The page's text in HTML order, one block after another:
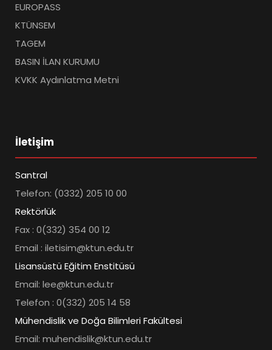
EUROPASS
KTÜNSEM
TAGEM
BASIN İLAN KURUMU
KVKK Aydınlatma Metni
İletişim
Santral
Telefon: (0332) 205 10 00
Rektörlük
Fax : 0(332) 354 00 12
Email : iletisim@ktun.edu.tr
Lisansüstü Eğitim Enstitüsü
Email: lee@ktun.edu.tr
Telefon : 0(332) 205 14 58
Mühendislik ve Doğa Bilimleri Fakültesi
Email: muhendislik@ktun.edu.tr